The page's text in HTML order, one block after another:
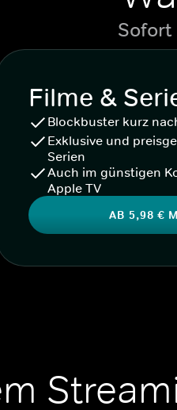
Sofort
Filme &
Blockbuster kurz
Exklusive und
Serien
Auch im günstigen
Apple TV
AB 5,98 €